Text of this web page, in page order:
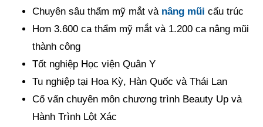
Chuyên sâu thẩm mỹ mắt và nâng mũi cấu trúc
Hơn 3.600 ca thẩm mỹ mắt và 1.200 ca nâng mũi
thành công
Tốt nghiệp Học viện Quân Y
Tu nghiệp tại Hoa Kỳ, Hàn Quốc và Thái Lan
Cố vấn chuyên môn chương trình Beauty Up và
Hành Trình Lột Xác